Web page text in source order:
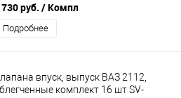
руб. / Компл
Подробнее
впуск, выпуск ВАЗ 2112,
комплект 16 шт SV-